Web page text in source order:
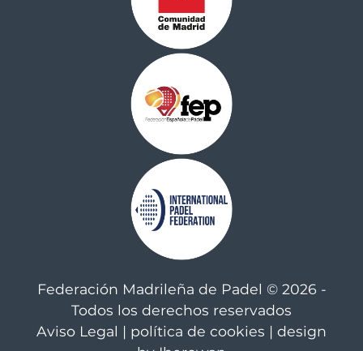
Federación Madrileña de Padel © 2026 -
Todos los derechos reservados
Aviso Legal | política de cookies | design